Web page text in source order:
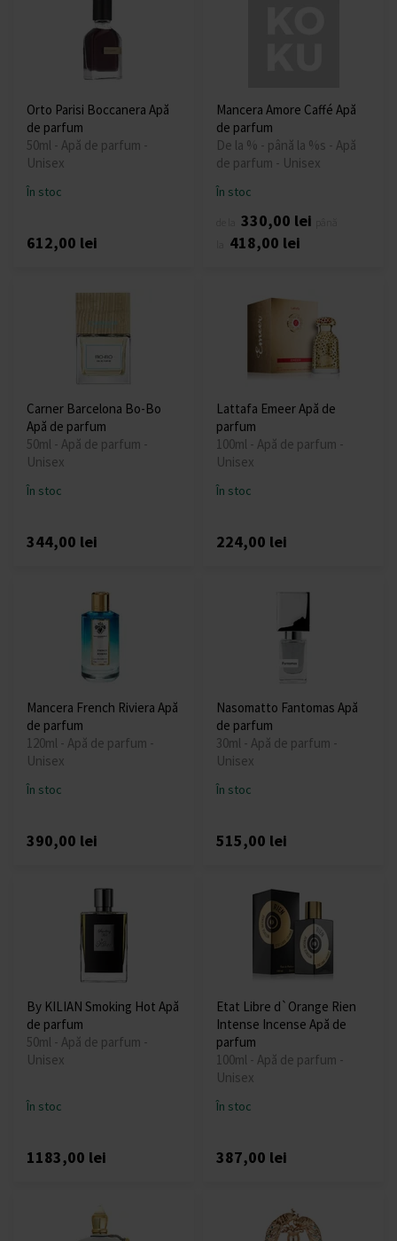
Orto Parisi Boccanera Apă
de parfum
50ml - Apă de parfum -
Unisex
În stoc
612,00 lei
Mancera Amore Caffé Apă
de parfum
De la % - până la %s - Apă
de parfum - Unisex
În stoc
330,00 lei
418,00 lei
Carner Barcelona Bo-Bo
Apă de parfum
50ml - Apă de parfum -
Unisex
În stoc
344,00 lei
Lattafa Emeer Apă de
parfum
100ml - Apă de parfum -
Unisex
În stoc
224,00 lei
Mancera French Riviera Apă
de parfum
120ml - Apă de parfum -
Unisex
În stoc
390,00 lei
Nasomatto Fantomas Apă
de parfum
30ml - Apă de parfum -
Unisex
În stoc
515,00 lei
By KILIAN Smoking Hot Apă
de parfum
50ml - Apă de parfum -
Unisex
În stoc
1183,00 lei
Etat Libre d`Orange Rien
Intense Incense Apă de
parfum
100ml - Apă de parfum -
Unisex
În stoc
387,00 lei